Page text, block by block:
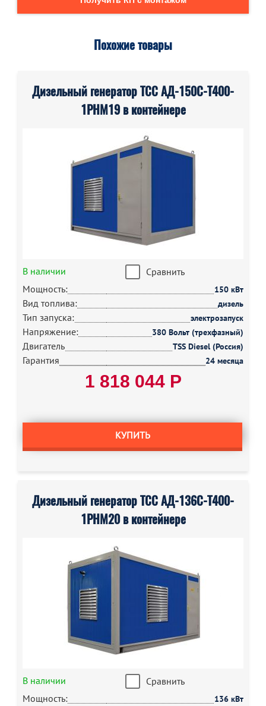
Похожие товары
Дизельный генератор ТСС АД-150С-Т400-
1РНМ19 в контейнере
В наличии
Сравнить
Мощность:
150 кВт
Вид топлива: дизель
Тип запуска: электрозапуск
Напряжение: 380 Вольт (трехфазный)
Двигатель TSS Diesel (Россия)
Гарантия 24 месяца
1 818 044 Р
КУПИТЬ
Дизельный генератор ТСС АД-136С-Т400-
1РНМ20 в контейнере
В наличии
Сравнить
Мощность:
136 кВт